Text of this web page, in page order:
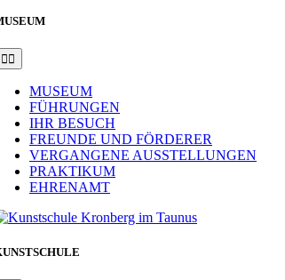
Toggle
Navigation
MUSEUM
FÜHRUNGEN
IHR BESUCH
FREUNDE UND FÖRDERER
VERGANGENE AUSSTELLUNGEN
PRAKTIKUM
EHRENAMT